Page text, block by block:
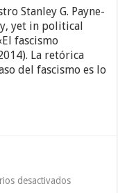
caso
de
las
Mitford
Stanley G. Payne-
yet in political
fascismo
La retórica
del fascismo es lo
desactivadosen